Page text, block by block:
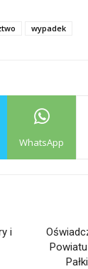
wypadek
WhatsApp
i